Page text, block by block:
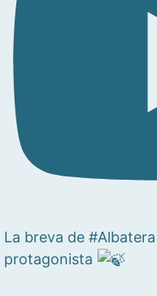
La breva de
protagonista